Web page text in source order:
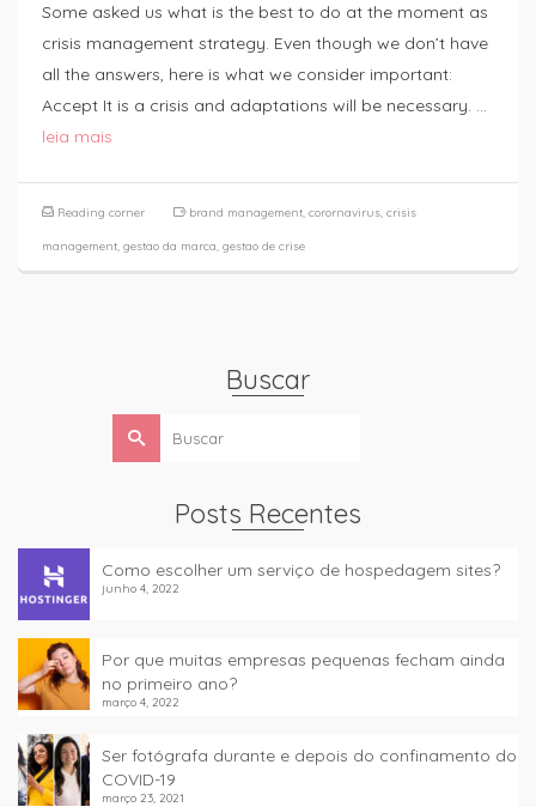
Some asked us what is the best to do at the moment as
crisis management strategy. Even though we don’t have
all the answers, here is what we consider important:
Accept It is a crisis and adaptations will be necessary. …
leia mais
Reading corner brand management, corornavirus, crisis
management, gestao da marca, gestao de crise
Buscar
Buscar
por:
Posts Recentes
Como escolher um serviço de hospedagem sites?
junho 4, 2022
Por que muitas empresas pequenas fecham ainda
no primeiro ano?
março 4, 2022
Ser fotógrafa durante e depois do confinamento do
COVID-19
março 23, 2021